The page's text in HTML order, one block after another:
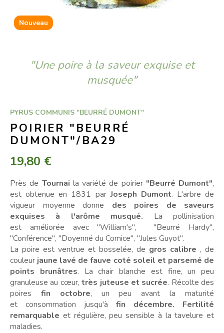
Nouveau
"Une poire à la saveur exquise et
musquée"
PYRUS COMMUNIS "BEURRÉ DUMONT"
POIRIER "BEURRÉ
DUMONT"/BA29
19,80 €
Près de Tournai la variété de poirier "Beurré Dumont",
est obtenue en 1831 parJoseph Dumont. L'arbre de
vigueur moyenne donne des poires de saveurs
exquises à l'arôme musqué. La pollinisation
est améliorée avec "William's", "Beurré Hardy",
"Conférence", "Doyenné du Comice", "Jules Guyot".
La poire est ventrue et bosselée, de gros calibre , de
couleur jaune lavé de fauve coté soleil et parsemé de
points brunâtres. La chair blanche est fine, un peu
granuleuse au cœur,très juteuse et sucrée. Récolte des
poires fin octobre, un peu avant la maturité
et consommation jusqu'à fin décembre.
Fertilité
remarquable et régulière, peu sensible à la tavelure et
maladies.